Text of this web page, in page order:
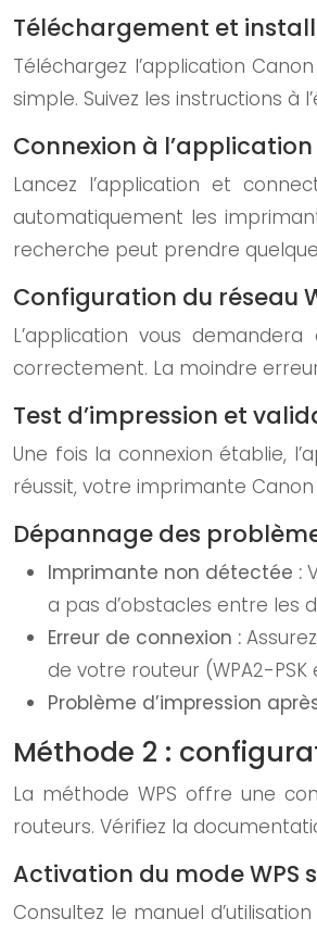
Téléchargement et
Téléchargez l’application
simple. Suivez les instructions à
Connexion à
Lancez l’application et
automatiquement les
recherche peut prendre
Configuration du réseau
L’application vous
correctement. La moindre
Test d’impression et
Une fois la connexion établie,
réussit, votre imprimante
Dépannage des
Imprimante non détectée :
a pas d’obstacles entre les
Erreur de connexion :
de votre routeur (WPA2-
Problème d’impression
Méthode 2 :
La méthode WPS offre une
routeurs. Vérifiez la
Activation du mode WPS
Consultez le manuel